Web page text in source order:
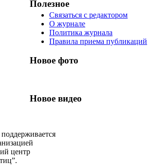
Полезное
Связаться с редактором
О журнале
Политика журнала
Правила приема публикаций
Новое фото
Новое видео
центр